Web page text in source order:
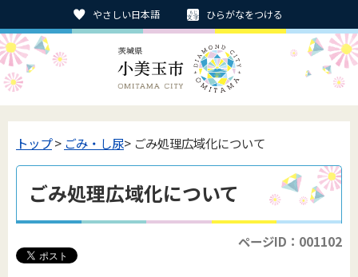
やさしい日本語 ひらがなをつける
トップ> ごみ・し尿> ごみ処理広域化について
ごみ処理広域化について
ページID：001102